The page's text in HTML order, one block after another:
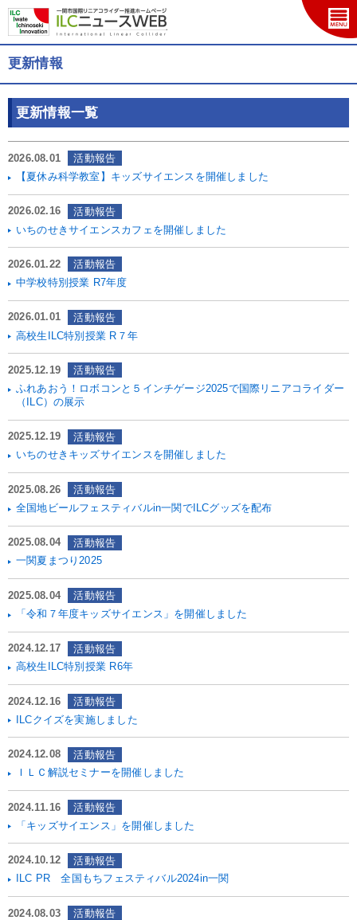
更新情報
更新情報一覧
2026.08.01
活動報告
【夏休み科学教室】キッズサイエンスを開催しました
2026.02.16
活動報告
いちのせきサイエンスカフェを開催しました
2026.01.22
活動報告
中学校特別授業 R7年度
2026.01.01
活動報告
高校生ILC特別授業 R７年
2025.12.19
活動報告
ふれあおう！ロボコンと５インチゲージ2025で国際リニアコライダー
（ILC）の展示
2025.12.19
活動報告
いちのせきキッズサイエンスを開催しました
2025.08.26
活動報告
全国地ビールフェスティバルin一関でILCグッズを配布
2025.08.04
活動報告
一関夏まつり2025
2025.08.04
活動報告
「令和７年度キッズサイエンス」を開催しました
2024.12.17
活動報告
高校生ILC特別授業 R6年
2024.12.16
活動報告
ILCクイズを実施しました
2024.12.08
活動報告
ＩＬＣ解説セミナーを開催しました
2024.11.16
活動報告
「キッズサイエンス」を開催しました
2024.10.12
活動報告
ILC PR 全国もちフェスティバル2024in一関
2024.08.03
活動報告